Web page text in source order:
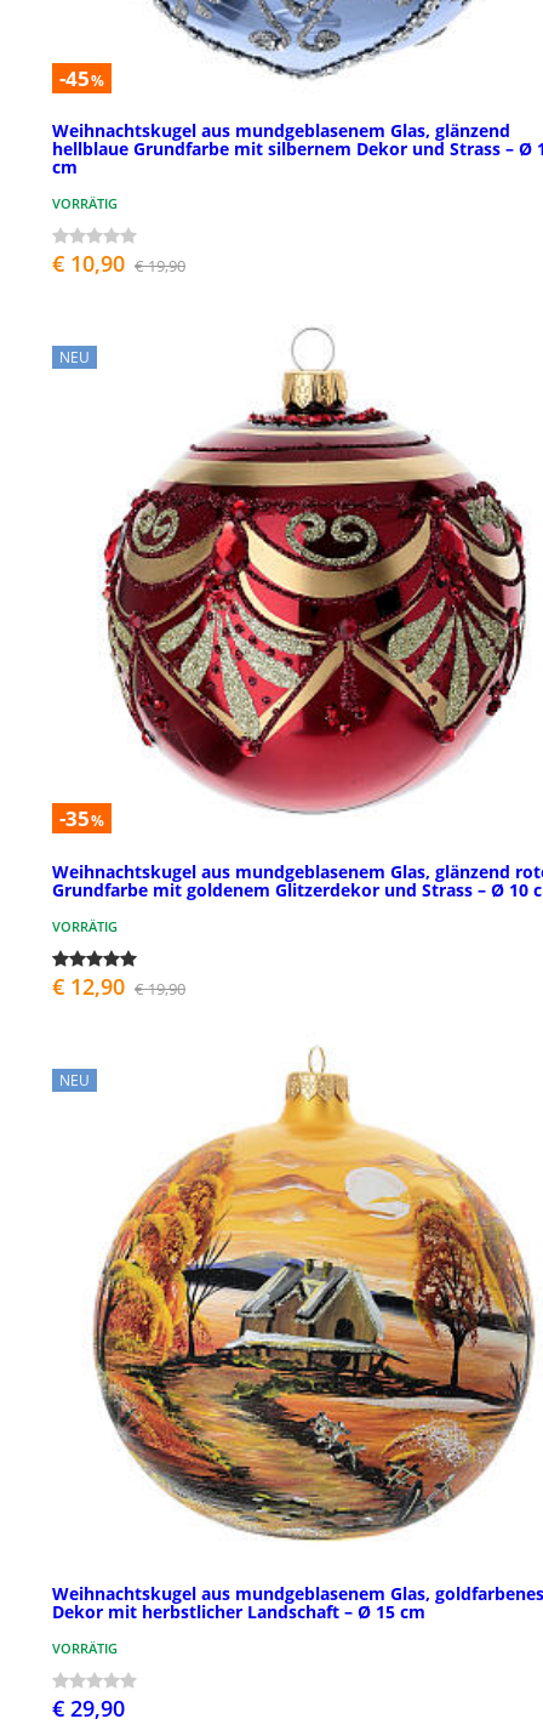
-45%
Weihnachtskugel aus mundgeblasenem Glas, glänzend
hellblaue Grundfarbe mit silbernem Dekor und Strass – Ø
cm
VORRÄTIG
€ 10,90 € 19,90
NEU
-35%
Weihnachtskugel aus mundgeblasenem Glas, glänzend
Grundfarbe mit goldenem Glitzerdekor und Strass – Ø 10
VORRÄTIG
€ 12,90 € 19,90
NEU
Weihnachtskugel aus mundgeblasenem Glas, goldfarbenes
Dekor mit herbstlicher Landschaft – Ø 15 cm
VORRÄTIG
€ 29,90